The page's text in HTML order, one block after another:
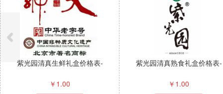
紫光园清真生鲜礼盒价格表-
￥ 1.00
紫光园清真熟食礼盒价格表-
￥ 1.00